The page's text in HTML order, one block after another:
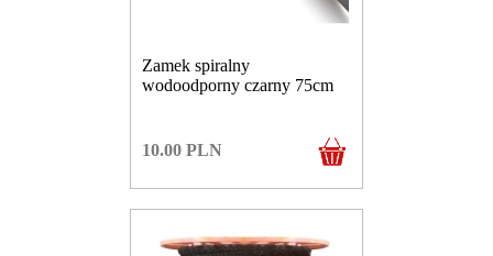
Zamek spiralny
wodoodporny czarny 75cm
10.00 PLN